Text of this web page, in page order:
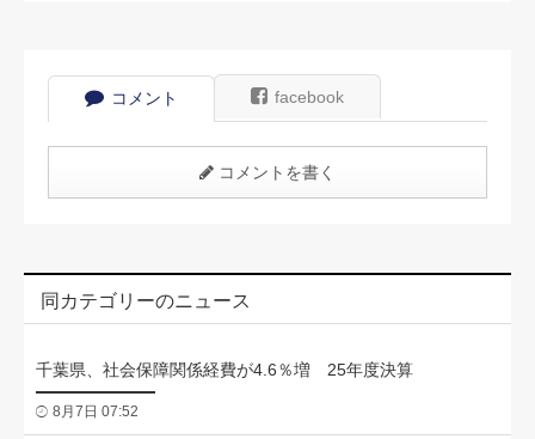
コメント facebook
コメントを書く
同カテゴリーのニュース
千葉県、社会保障関係経費が4.6％増 25年度決算
8月7日 07:52